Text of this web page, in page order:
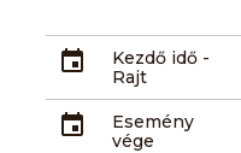
Kezdő idő -
Rajt
Esemény
vége